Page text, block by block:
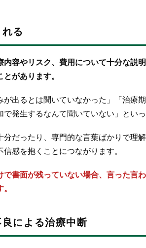
る
内容やリスク、費用について十分な説
があります。
が出るとは聞いていなかった」「治療
発生するなんて聞いていない」といっ
分だったり、専門的な言葉ばかりで理
感を抱くことにつながります。
で書面が残っていない場合、言った言
による治療中断